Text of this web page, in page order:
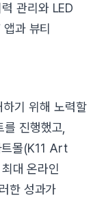
관리와 LED
과 뷰티
기 위해 노력할
진행했고,
트몰(K11 Art
대 온라인
한 성과가